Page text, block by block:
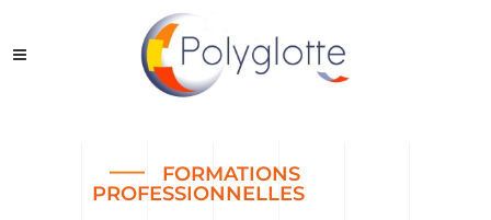
FORMATIONS
PROFESSIONNELLES